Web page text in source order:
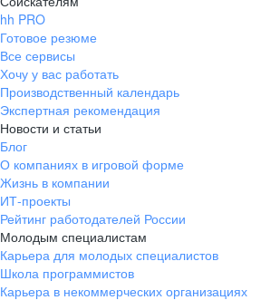
hh PRO
Готовое резюме
Все сервисы
Хочу у вас работать
Производственный календарь
Экспертная рекомендация
Новости и статьи
Блог
О компаниях в игровой форме
Жизнь в компании
ИТ-проекты
Рейтинг работодателей России
Молодым специалистам
Карьера для молодых специалистов
Школа программистов
Карьера в некоммерческих организациях